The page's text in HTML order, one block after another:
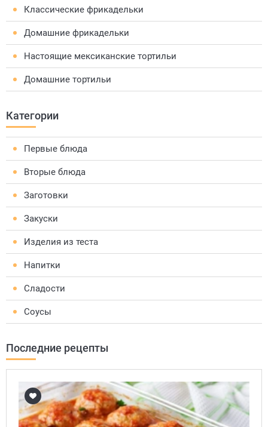
Классические фрикадельки
Домашние фрикадельки
Настоящие мексиканские тортильи
Домашние тортильи
Категории
Первые блюда
Вторые блюда
Заготовки
Закуски
Изделия из теста
Напитки
Сладости
Соусы
Последние рецепты